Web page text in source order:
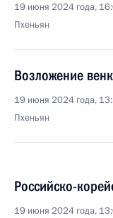
19 июня 2024 года,
Пхеньян
Возложение
19 июня 2024 года,
Пхеньян
Российско-
19 июня 2024 года,